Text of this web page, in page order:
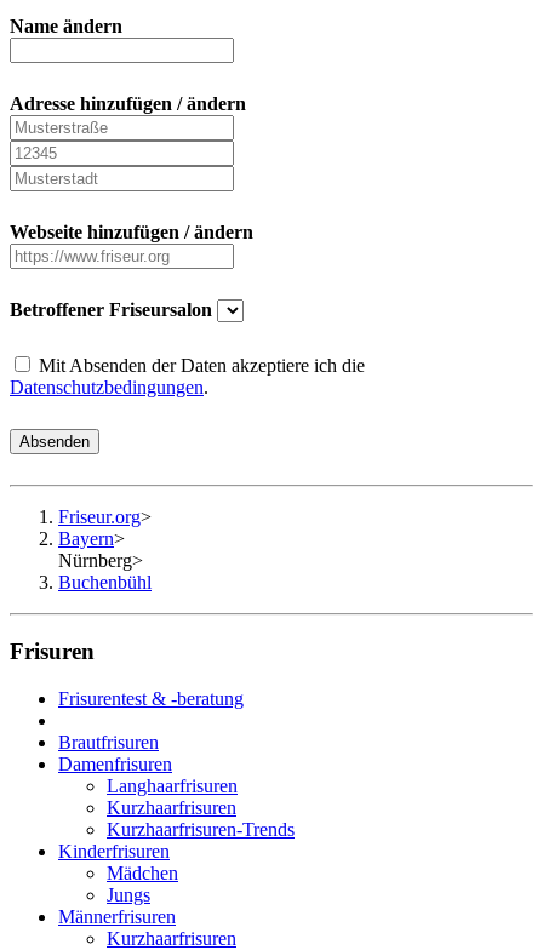
Name ändern
Adresse hinzufügen / ändern
Webseite hinzufügen / ändern
Betroffener Friseursalon
Mit Absenden der Daten akzeptiere ich die
Datenschutzbedingungen.
Absenden
Friseur.org>
Bayern>
Nürnberg>
Buchenbühl
Frisuren
Frisurentest & -beratung
Brautfrisuren
Damenfrisuren
Langhaarfrisuren
Kurzhaarfrisuren
Kurzhaarfrisuren-Trends
Kinderfrisuren
Mädchen
Jungs
Männerfrisuren
Kurzhaarfrisuren